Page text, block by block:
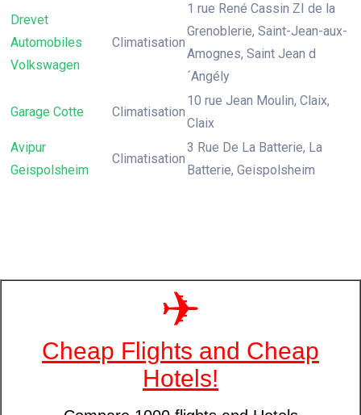
Drevet
Automobiles
Volkswagen
Climatisation
1 rue René Cassin ZI de la
Grenoblerie, Saint-Jean-aux-
Amognes, Saint Jean d
´Angély
Garage Cotte Climatisation
10 rue Jean Moulin, Claix,
Claix
Avipur
Geispolsheim
Climatisation
3 Rue De La Batterie, La
Batterie, Geispolsheim